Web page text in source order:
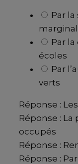
Par
Par
écoles
Par
verts
Réponse :
Réponse :
occupés
Réponse :
Réponse :